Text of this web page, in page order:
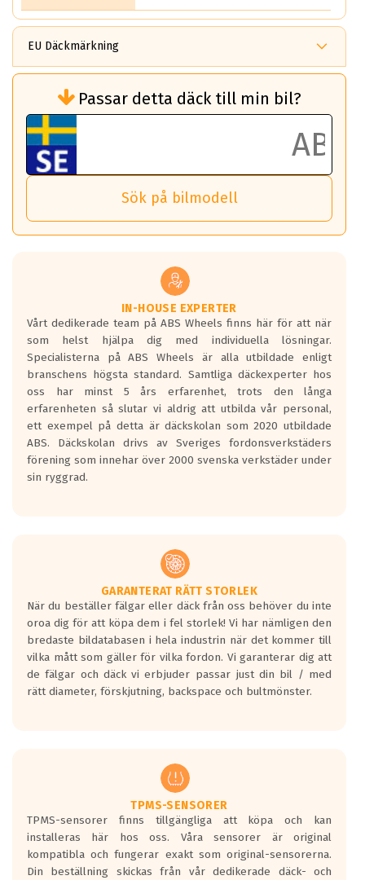
EU Däckmärkning
bränsleförbrukningen)
Det ska vara en betygsskala från klass A
till G för rullmotstånd.
Ett klass A däck kommer ha 6,5% bättre
bränsleförbrukning än ett klass G däck.
Det betyder att om man kör 10,000 km,
så sparar man 50 liter bränsle med ett
vilken körstil du använder.
Våtgrepp egenskaper:
Betygsskalan är satt A till F. Där A påvisar
den kortaste bromssträckan och F är den
längsta.
Inga D eller G betyg delas ut för
personbilar och lätta lastbilar.
Betyget sätts efter ett test där däcken
skall bromsa in på en väg där det ligger
0.5-1.5 mm vatten.
I 80km/h kommer skillnaden på
Vid körning i över 50km/h brukar
rullmotståndets ljud överträffa
motorljudet.
På däckmärkningen kommer det finnas
en symbol av ett däck med vågar. Hög
bullernivå markeras med svarta vågor
medans de vita vågorna påvisar om det är
ett tyst däck.
regelverket som introduceras år 2016.
Ett däck med två svarta vågor är redan
godkända för år 2016 nya regelverk.
Ett däck med en svart våg kommer vara
minst tre decibel tystare än det
regelverk som börjar gälla 2016.
Passar detta däck till min bil?
Sök på bilmodell
IN-HOUSE EXPERTER
Vårt dedikerade team på ABS Wheels finns här för att när
som helst hjälpa dig med individuella lösningar.
Specialisterna på ABS Wheels är alla utbildade enligt
branschens högsta standard. Samtliga däckexperter hos
oss har minst 5 års erfarenhet, trots den långa
erfarenheten så slutar vi aldrig att utbilda vår personal,
ett exempel på detta är däckskolan som 2020 utbildade
ABS. Däckskolan drivs av Sveriges fordonsverkstäders
förening som innehar över 2000 svenska verkstäder under
sin ryggrad.
GARANTERAT RÄTT STORLEK
När du beställer fälgar eller däck från oss behöver du inte
oroa dig för att köpa dem i fel storlek! Vi har nämligen den
bredaste bildatabasen i hela industrin när det kommer till
vilka mått som gäller för vilka fordon. Vi garanterar dig att
de fälgar och däck vi erbjuder passar just din bil / med
rätt diameter, förskjutning, backspace och bultmönster.
TPMS-SENSORER
TPMS-sensorer finns tillgängliga att köpa och kan
installeras här hos oss. Våra sensorer är original
kompatibla och fungerar exakt som original-sensorerna.
Din beställning skickas från vår dedikerade däck- och